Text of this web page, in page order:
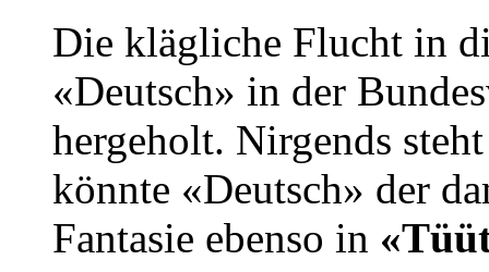
Die klägliche Flucht in
«Deutsch» in der
hergeholt. Nirgends
könnte «Deutsch» der
Fantasie ebenso in